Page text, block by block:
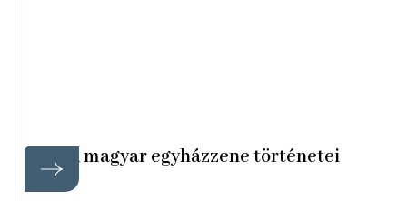
A magyar egyházzene történetei